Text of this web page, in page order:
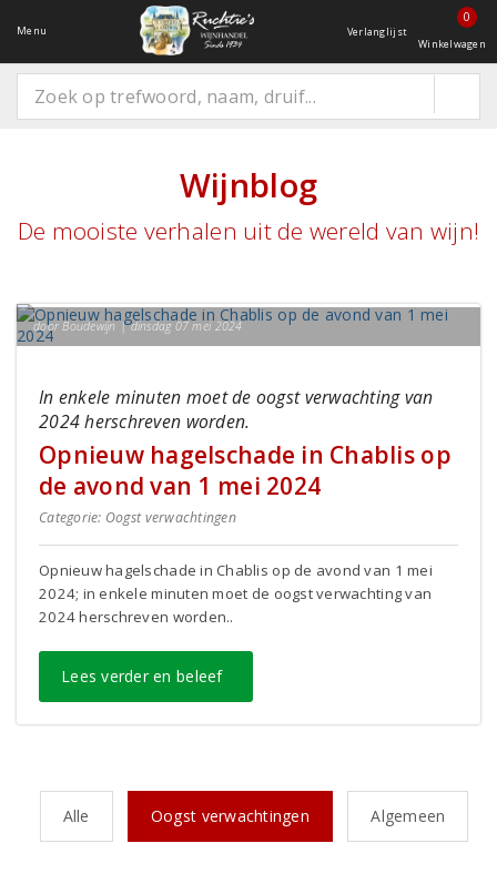
Menu Verlanglijst
0
Winkelwagen
Wijnblog
De mooiste verhalen uit de wereld van wijn!
door Boudewijn | dinsdag 07 mei 2024
In enkele minuten moet de oogst verwachting van
2024 herschreven worden.
Opnieuw hagelschade in Chablis op
de avond van 1 mei 2024
Categorie: Oogst verwachtingen
Opnieuw hagelschade in Chablis op de avond van 1 mei
2024; in enkele minuten moet de oogst verwachting van
2024 herschreven worden..
Lees verder en beleef
Alle Oogst verwachtingen Algemeen